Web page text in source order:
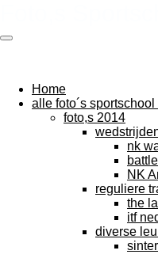
naar
Home
alle foto´s sportschool
foto,s 2014
nk
NK
reguliere
the
itf
diverse